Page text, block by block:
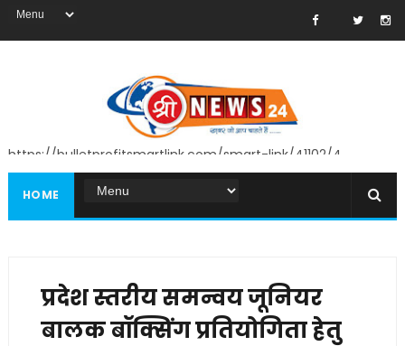
https://bulletprofitsmartlink.com/smart-link/41102/4
HOME
प्रदेश स्तरीय समन्वय जूनियर
बालक बॉक्सिंग प्रतियोगिता हेतु